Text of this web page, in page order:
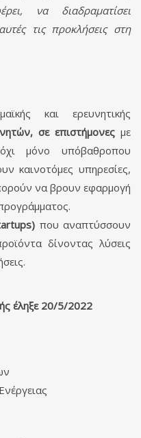
να διαδραματίσει
τις προκλήσεις στη
και ερευνητικής
σε επιστήμονες με
μόνο υπόβαθροπου
καινοτόμες υπηρεσίες,
να βρουν εφαρμογή
που αναπτύσσουν
δίνοντας λύσεις
έληξε 20/5/2022